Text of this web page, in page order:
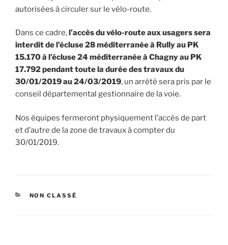
autorisées à circuler sur le vélo-route.
Dans ce cadre,l’accès du vélo-route aux usagers sera
interdit de l’écluse 28 méditerranée à Rully au PK
15.170 à l’écluse 24 méditerranée à Chagny au PK
17.792 pendant toute la durée des travaux du
30/01/2019 au 24/03/2019, un arrêté sera pris par le
conseil départemental gestionnaire de la voie.
Nos équipes fermeront physiquement l’accès de part
et d’autre de la zone de travaux à compter du
30/01/2019.
NON CLASSÉ